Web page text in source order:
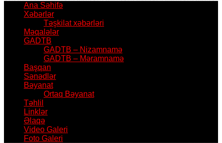
Ana Səhifə
Xəbərlər
Təşkilat xəbərləri
Məqalələr
GADTB
GADTB – Nizamnamə
GADTB – Məramnamə
Başqan
Sənədlər
Bəyanat
Ortaq Bəyanat
Təhlil
Linklər
Əlaqə
Video Galeri
Foto Galeri